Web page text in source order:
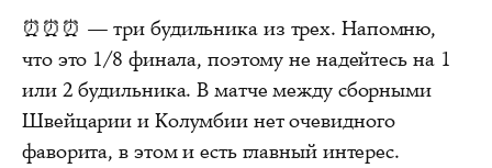
⏰⏰⏰ — три будильника из трех. Напомню,
что это 1/8 финала, поэтому не надейтесь на 1
или 2 будильника. В матче между сборными
Швейцарии и Колумбии нет очевидного
фаворита, в этом и есть главный интерес.